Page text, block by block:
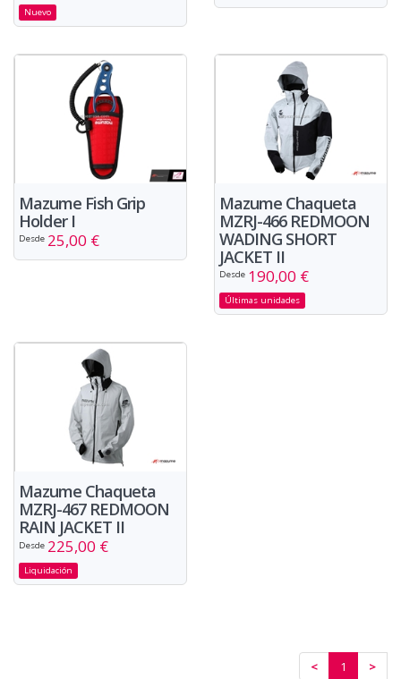
Nuevo
Mazume Fish Grip
Holder I
Desde 25,00 €
Mazume Chaqueta
MZRJ-466 REDMOON
WADING SHORT
JACKET II
Desde 190,00 €
Últimas unidades
Mazume Chaqueta
MZRJ-467 REDMOON
RAIN JACKET II
Desde 225,00 €
Liquidación
< 1 >